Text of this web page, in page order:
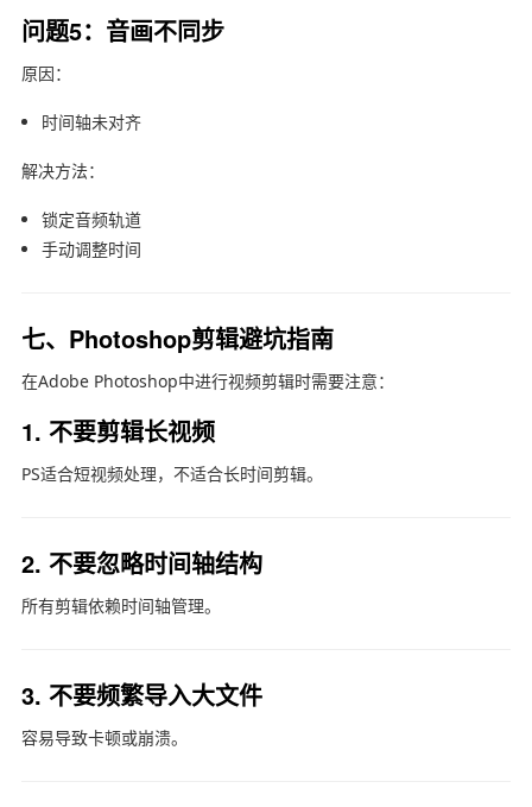
问题5：音画不同步
原因：
时间轴未对齐
解决方法：
锁定音频轨道
手动调整时间
七、Photoshop剪辑避坑指南
在Adobe Photoshop中进行视频剪辑时需要注意：
1. 不要剪辑长视频
PS适合短视频处理，不适合长时间剪辑。
2. 不要忽略时间轴结构
所有剪辑依赖时间轴管理。
3. 不要频繁导入大文件
容易导致卡顿或崩溃。